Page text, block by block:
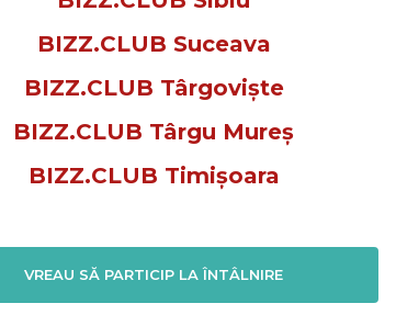
BIZZ.CLUB Suceava
BIZZ.CLUB Târgoviște
BIZZ.CLUB Târgu Mureș
BIZZ.CLUB Timișoara
VREAU SĂ PARTICIP LA ÎNTÂLNIRE